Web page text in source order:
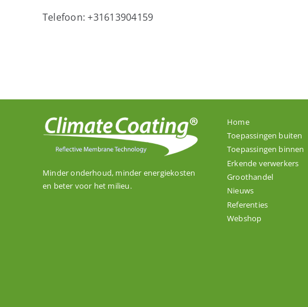
Telefoon:+31613904159
Minder onderhoud, minder energiekosten
en beter voor het milieu.
Home
Toepassingen buiten
Toepassingen binnen
Erkende verwerkers
Groothandel
Nieuws
Referenties
Webshop